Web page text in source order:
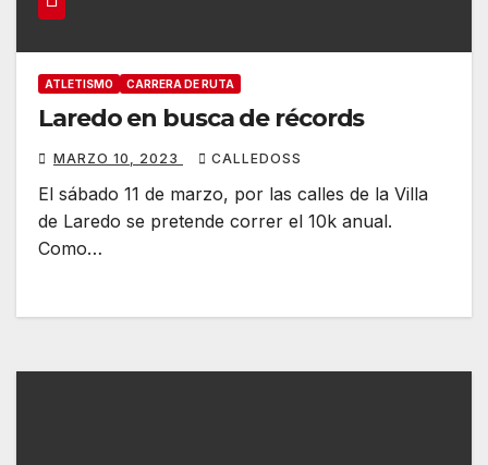
ATLETISMO CARRERA DE RUTA
Laredo en busca de récords
MARZO 10, 2023 CALLEDOSS
El sábado 11 de marzo, por las calles de la Villa
de Laredo se pretende correr el 10k anual.
Como…